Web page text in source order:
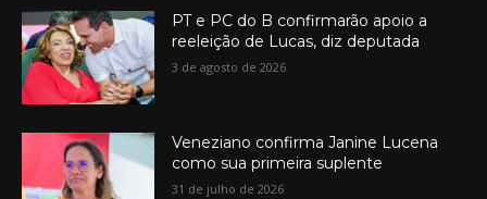
PT e PC do B confirmarão apoio a
reeleição de Lucas, diz deputada
3 de agosto de 2026
Veneziano confirma Janine Lucena
como sua primeira suplente
31 de julho de 2026